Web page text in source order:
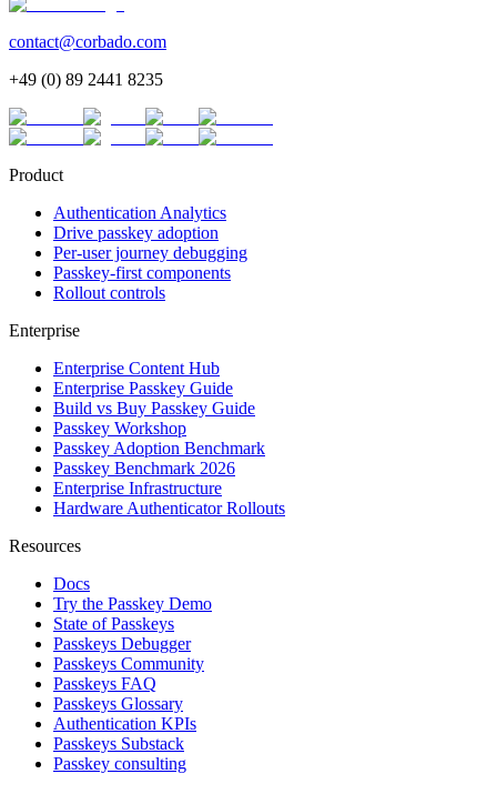
contact@corbado.com
+49 (0) 89 2441 8235
Product
Authentication Analytics
Drive passkey adoption
Per-user journey debugging
Passkey-first components
Rollout controls
Enterprise
Enterprise Content Hub
Enterprise Passkey Guide
Build vs Buy Passkey Guide
Passkey Workshop
Passkey Adoption Benchmark
Passkey Benchmark 2026
Enterprise Infrastructure
Hardware Authenticator Rollouts
Resources
Docs
Try the Passkey Demo
State of Passkeys
Passkeys Debugger
Passkeys Community
Passkeys FAQ
Passkeys Glossary
Authentication KPIs
Passkeys Substack
Passkey consulting